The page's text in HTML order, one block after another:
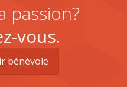
passion?
vous.
bénévole